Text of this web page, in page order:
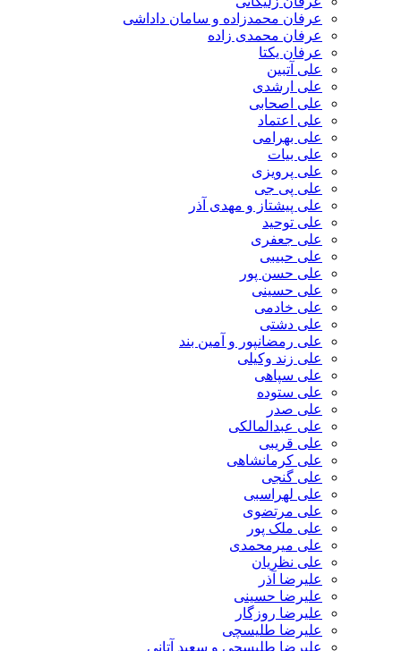
عرفان محمدزاده و سامان داداشی
عرفان محمدی زاده
عرفان یکتا
علی آتبین
علی ارشدی
علی اصحابی
علی اعتماد
علی بهرامی
علی بیات
علی پرویزی
علی پی جی
علی پیشتاز و مهدی آذر
علی توحید
علی جعفری
علی حبیبی
علی حسن پور
علی حسینی
علی خادمی
علی دشتی
علی رمضانپور و آمین بند
علی زند وکیلی
علی سپاهی
علی ستوده
علی صدر
علی عبدالمالکی
علی قریبی
علی کرمانشاهی
علی گنجی
علی لهراسبی
علی مرتضوی
علی ملک پور
علی میرمحمدی
علی نظریان
علیرضا آذر
علیرضا حسینی
علیرضا روزگار
علیرضا طلیسچی
علیرضا طلیسچی و سعید آتانی